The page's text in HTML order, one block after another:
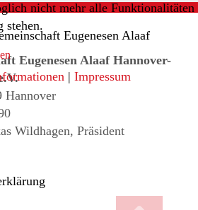
Eugenesen Alaaf Hannover-
Hannover
Wildhagen, Präsident
nicht mehr alle Funktionalitäten
stehen.
| Impressum